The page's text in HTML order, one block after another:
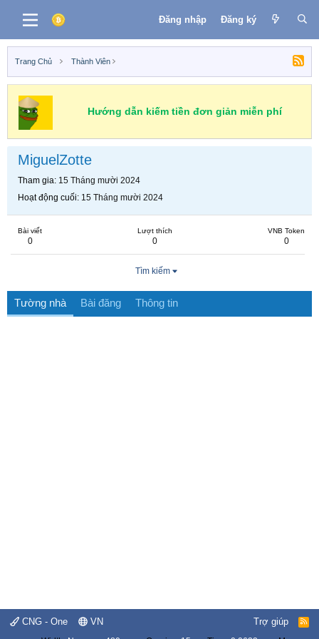
Đăng nhập Đăng ký
Trang Chủ Thành Viên
Hướng dẫn kiếm tiền đơn giản miễn phí
MiguelZotte
Tham gia 15 Tháng mười 2024
Hoạt động cuối 15 Tháng mười 2024
Bài viết
0
Lượt thích
0
VNB Token
0
Tìm kiếm
Tường nhà Bài đăng Thông tin
CNG - One VN Trợ giúp
R